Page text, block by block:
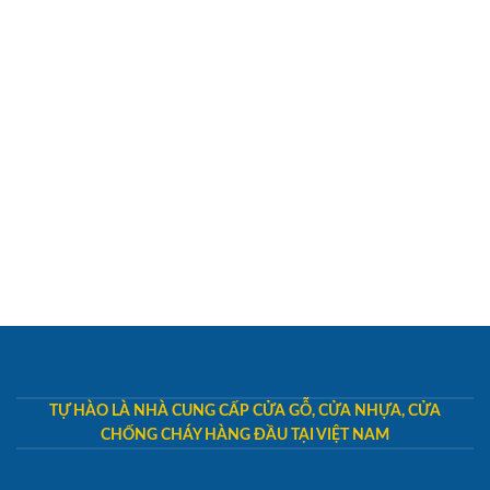
TỰ HÀO LÀ NHÀ CUNG CẤP CỬA GỖ, CỬA NHỰA, CỬA
CHỐNG CHÁY HÀNG ĐẦU TẠI VIỆT NAM